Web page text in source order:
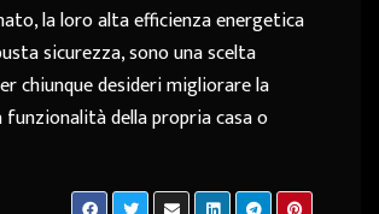
la loro alta efficienza energetica
sicurezza, sono una scelta
chiunque desideri migliorare la
funzionalità della propria casa o